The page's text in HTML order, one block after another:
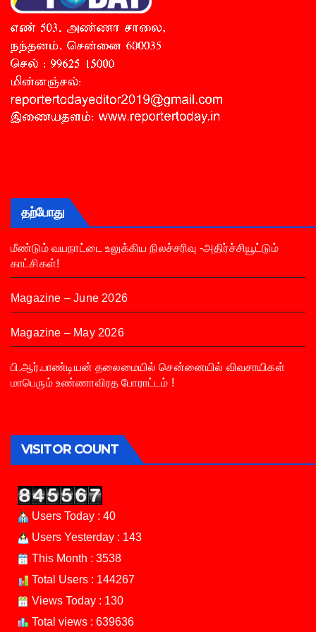
தற்போது
மீண்டும் வயநாட்டை உலுக்கிய நிலச்சரிவு -அதிர்ச்சியூட்டும்
காட்சிகள்!
Magazine – June 2026
Magazine – May 2026
பி.ஆர்.பாண்டியன் தலைமையில் சென்னையில் விவசாயிகள்
மாபெரும் உண்ணாவிரத போராட்டம் !
VISITOR COUNT
Users Today : 40
Users Yesterday : 143
This Month : 3538
Total Users : 144267
Views Today : 130
Total views : 639636